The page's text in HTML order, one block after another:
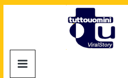
Tuttouomini